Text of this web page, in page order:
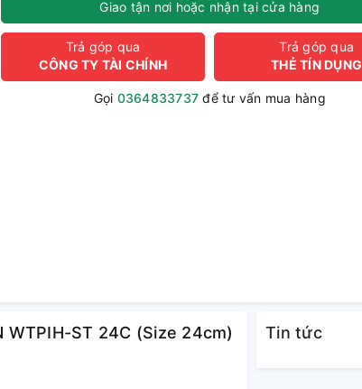
Giao tận nơi hoặc nhận tại cửa hàng
Trả góp qua
CÔNG TY TÀI CHÍNH
Trả góp qua
THẺ TÍN DỤNG
Gọi 0364833737 để tư vấn mua hàng
WTPIH-ST 24C (Size 24cm) Tin tức